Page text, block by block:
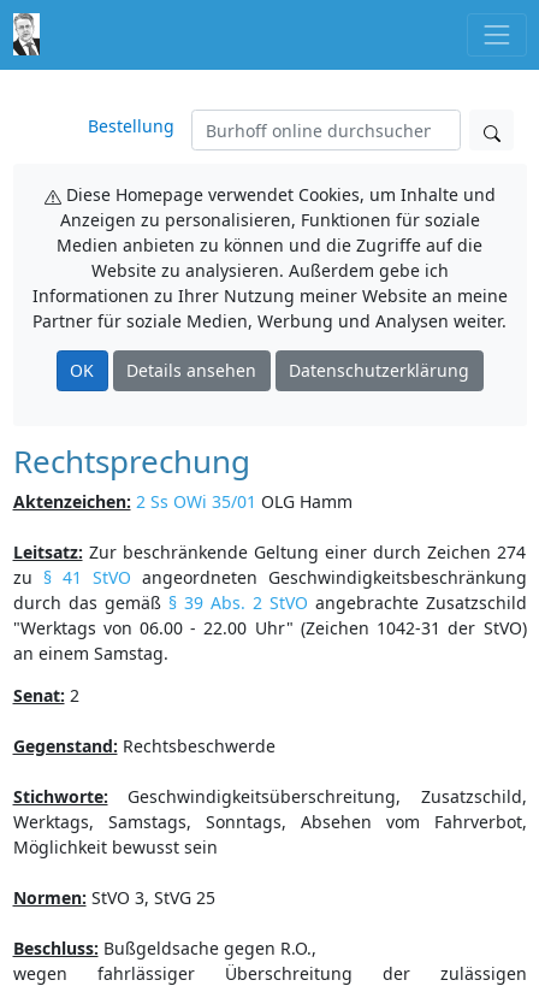
Bestellung
Diese Homepage verwendet Cookies, um Inhalte und
Anzeigen zu personalisieren, Funktionen für soziale
Medien anbieten zu können und die Zugriffe auf die
Website zu analysieren. Außerdem gebe ich
Informationen zu Ihrer Nutzung meiner Website an meine
Partner für soziale Medien, Werbung und Analysen weiter.
OK Details ansehen Datenschutzerklärung
Rechtsprechung
Aktenzeichen: 2 Ss OWi 35/01 OLG Hamm
Leitsatz: Zur beschränkende Geltung einer durch Zeichen 274
zu § 41 StVO angeordneten Geschwindigkeitsbeschränkung
durch das gemäß § 39 Abs. 2 StVO angebrachte Zusatzschild
"Werktags von 06.00 - 22.00 Uhr" (Zeichen 1042-31 der StVO)
an einem Samstag.
Senat: 2
Gegenstand: Rechtsbeschwerde
Stichworte: Geschwindigkeitsüberschreitung, Zusatzschild,
Werktags, Samstags, Sonntags, Absehen vom Fahrverbot,
Möglichkeit bewusst sein
Normen: StVO 3, StVG 25
Beschluss: Bußgeldsache gegen R.O.,
wegen fahrlässiger Überschreitung der zulässigen